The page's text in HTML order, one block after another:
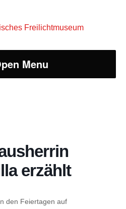
Menu
erzählt
den Feiertagen auf